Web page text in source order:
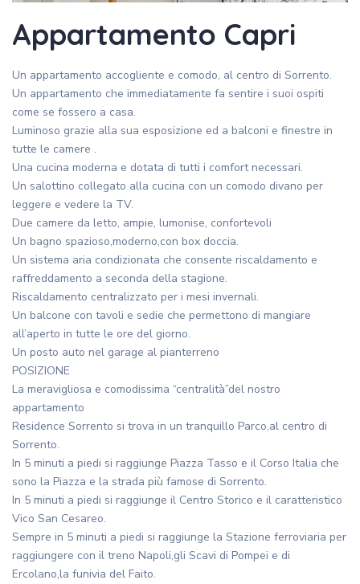
Appartamento Capri
Un appartamento accogliente e comodo, al centro di Sorrento.
Un appartamento che immediatamente fa sentire i suoi ospiti
come se fossero a casa.
Luminoso grazie alla sua esposizione ed a balconi e finestre in
tutte le camere .
Una cucina moderna e dotata di tutti i comfort necessari.
Un salottino collegato alla cucina con un comodo divano per
leggere e vedere la TV.
Due camere da letto, ampie, lumonise, confortevoli
Un bagno spazioso,moderno,con box doccia.
Un sistema aria condizionata che consente riscaldamento e
raffreddamento a seconda della stagione.
Riscaldamento centralizzato per i mesi invernali.
Un balcone con tavoli e sedie che permettono di mangiare
all’aperto in tutte le ore del giorno.
Un posto auto nel garage al pianterreno
POSIZIONE
La meravigliosa e comodissima “centralità”del nostro
appartamento
Residence Sorrento si trova in un tranquillo Parco,al centro di
Sorrento.
In 5 minuti a piedi si raggiunge Piazza Tasso e il Corso Italia che
sono la Piazza e la strada più famose di Sorrento.
In 5 minuti a piedi si raggiunge il Centro Storico e il caratteristico
Vico San Cesareo.
Sempre in 5 minuti a piedi si raggiunge la Stazione ferroviaria per
raggiungere con il treno Napoli,gli Scavi di Pompei e di
Ercolano,la funivia del Faito.